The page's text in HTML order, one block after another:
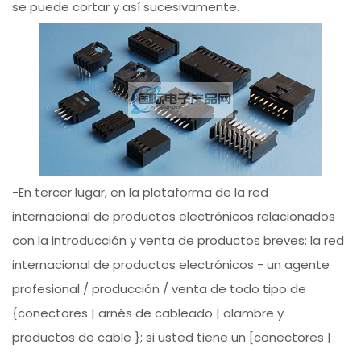
se puede cortar y así sucesivamente.
-En tercer lugar, en la plataforma de la red
internacional de productos electrónicos relacionados
con la introducción y venta de productos breves: la red
internacional de productos electrónicos - un agente
profesional / producción / venta de todo tipo de
{conectores | arnés de cableado | alambre y
productos de cable }; si usted tiene un [conectores |